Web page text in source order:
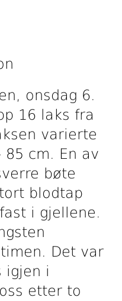
onsdag 6.
16 laks fra
varierte
85 cm. En av
bøte
blodtap
i gjellene.
Det var
igjen i
etter to